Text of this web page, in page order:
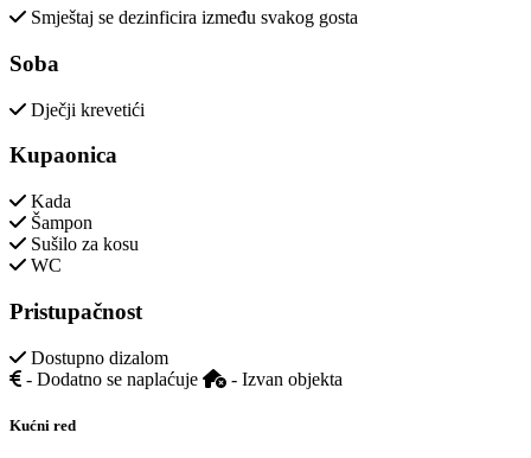
Smještaj se dezinficira između svakog gosta
Soba
Dječji krevetići
Kupaonica
Kada
Šampon
Sušilo za kosu
WC
Pristupačnost
Dostupno dizalom
- Dodatno se naplaćuje
- Izvan objekta
Kućni red